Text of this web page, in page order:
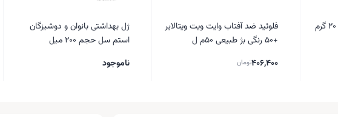
فلوئید ضد آفتاب وایت ویت ویتالایر
+50 رنگی بژ طبیعی 50م ل
406,400تومان
ژل بهداشتی بانوان و دوشیزگان
استم سل حجم 200 میل
ناموجود